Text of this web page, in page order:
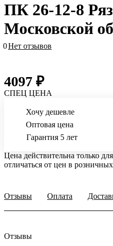
ПК 26-12-8
Московской
0Нет отзывов
4097 ₽
СПЕЦ ЦЕНА
Хочу дешевле
Оптовая цена
Гарантия 5 лет
Цена действительна только
отличаться от цен в
Отзывы Оплата
Отзывы